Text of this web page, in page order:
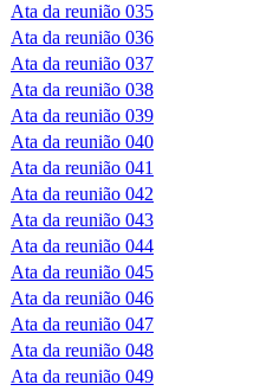
Ata da reunião 035
Ata da reunião 036
Ata da reunião 037
Ata da reunião 038
Ata da reunião 039
Ata da reunião 040
Ata da reunião 041
Ata da reunião 042
Ata da reunião 043
Ata da reunião 044
Ata da reunião 045
Ata da reunião 046
Ata da reunião 047
Ata da reunião 048
Ata da reunião 049